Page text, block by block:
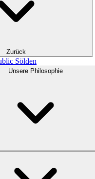
Zurück
Sölden
Unsere Philosophie